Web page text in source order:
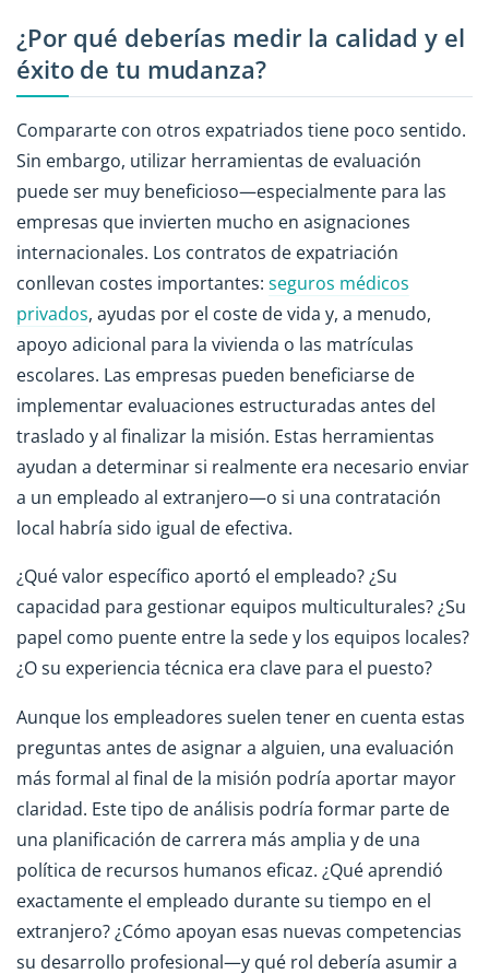
¿Por qué deberías medir la calidad y el
éxito de tu mudanza?
Compararte con otros expatriados tiene poco sentido.
Sin embargo, utilizar herramientas de evaluación
puede ser muy beneficioso—especialmente para las
empresas que invierten mucho en asignaciones
internacionales. Los contratos de expatriación
conllevan costes importantes: seguros médicos
privados, ayudas por el coste de vida y, a menudo,
apoyo adicional para la vivienda o las matrículas
escolares. Las empresas pueden beneficiarse de
implementar evaluaciones estructuradas antes del
traslado y al finalizar la misión. Estas herramientas
ayudan a determinar si realmente era necesario enviar
a un empleado al extranjero—o si una contratación
local habría sido igual de efectiva.
¿Qué valor específico aportó el empleado? ¿Su
capacidad para gestionar equipos multiculturales? ¿Su
papel como puente entre la sede y los equipos locales?
¿O su experiencia técnica era clave para el puesto?
Aunque los empleadores suelen tener en cuenta estas
preguntas antes de asignar a alguien, una evaluación
más formal al final de la misión podría aportar mayor
claridad. Este tipo de análisis podría formar parte de
una planificación de carrera más amplia y de una
política de recursos humanos eficaz. ¿Qué aprendió
exactamente el empleado durante su tiempo en el
extranjero? ¿Cómo apoyan esas nuevas competencias
su desarrollo profesional—y qué rol debería asumir a